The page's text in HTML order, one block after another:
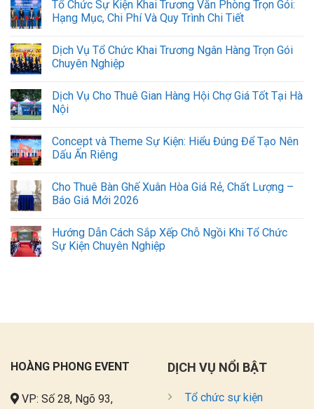
GỌI ZALO
Tổ Chức Sự Kiện Khai Trương Văn Phòng Trọn Gói:
Hạng Mục, Chi Phí Và Quy Trình Chi Tiết
Dịch Vụ Tổ Chức Khai Trương Ngân Hàng Trọn Gói
Chuyên Nghiệp
Dịch Vụ Cho Thuê Gian Hàng Hội Chợ Giá Tốt Tại Hà
Nội
Concept và Theme Sự Kiện: Hiểu Đúng Để Tạo Nên
Dấu Ấn Riêng
Cho Thuê Bàn Ghế Xuân Hòa Giá Rẻ, Chất Lượng –
Báo Giá Mới 2026
Hướng Dẫn Cách Sắp Xếp Chỗ Ngồi Khi Tổ Chức
Sự Kiện Chuyên Nghiệp
HOÀNG PHONG EVENT
VP: Số 28, Ngõ 93,
DỊCH VỤ NỔI BẬT
Tổ chức sự kiện